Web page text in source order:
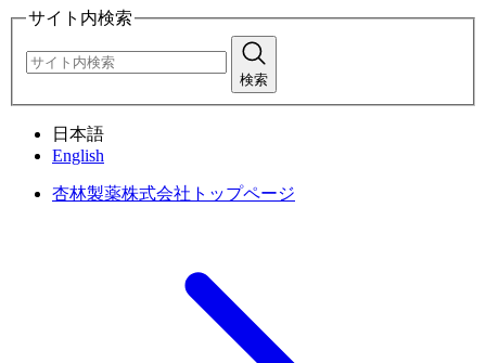
サイト内検索
検索
日本語
English
杏林製薬株式会社トップページ